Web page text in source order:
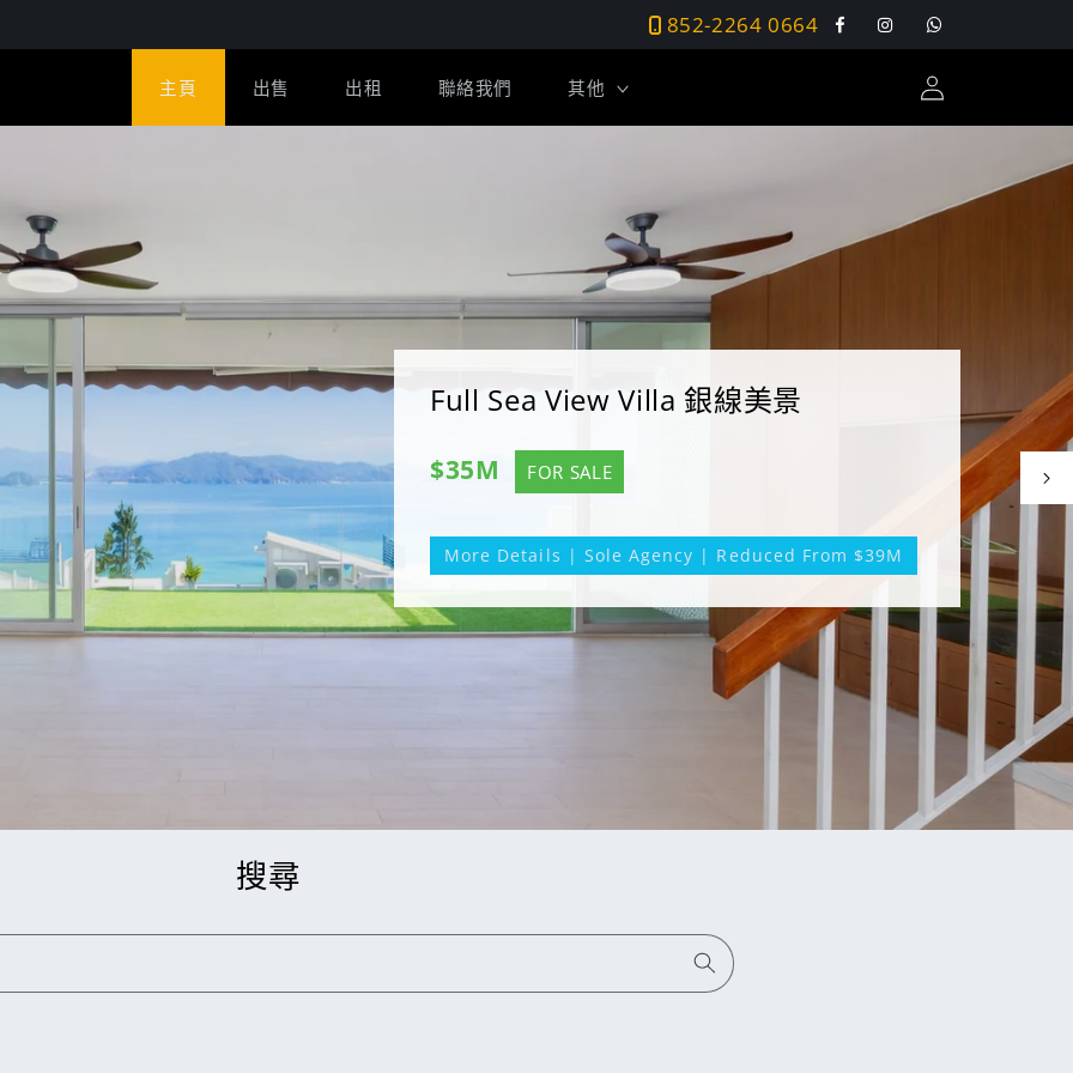
852-2264 0664 FacebookInstagramTumblr
主頁 出售 出租 聯絡我們 其他
登
入
Full Sea View Villa 銀線美景
$35M FOR SALE
More Details | Sole Agency | Reduced From $39M
搜尋